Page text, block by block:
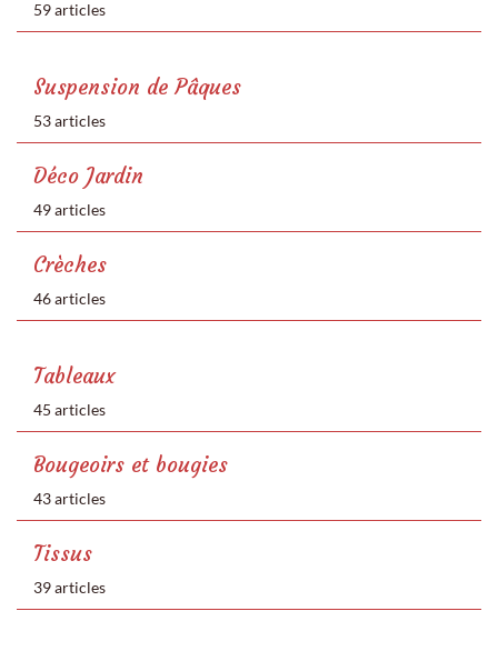
59 articles
Suspension de Pâques
53 articles
Déco Jardin
49 articles
Crèches
46 articles
Tableaux
45 articles
Bougeoirs et bougies
43 articles
Tissus
39 articles